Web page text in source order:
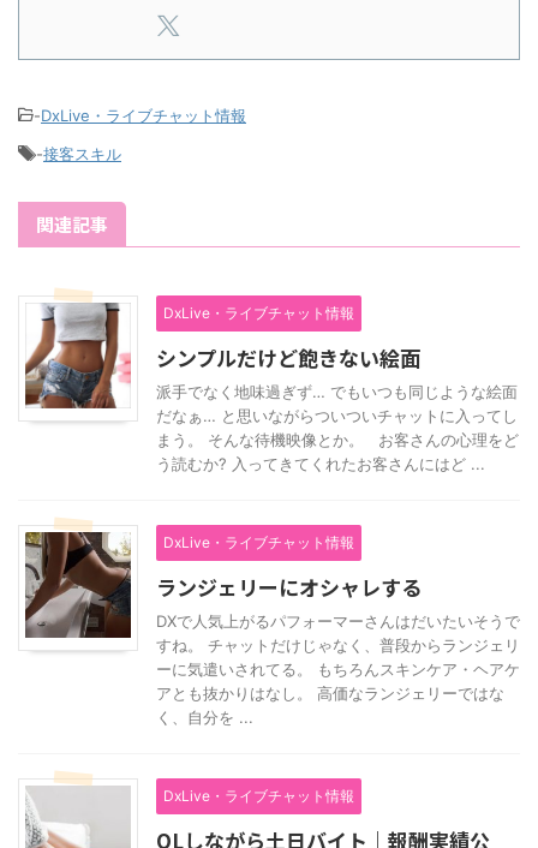
-DxLive・ライブチャット情報
-接客スキル
関連記事
DxLive・ライブチャット情報
シンプルだけど飽きない絵面
派手でなく地味過ぎず… でもいつも同じような絵面
だなぁ… と思いながらついついチャットに入ってし
まう。 そんな待機映像とか。 お客さんの心理をど
う読むか? 入ってきてくれたお客さんにはど ...
DxLive・ライブチャット情報
ランジェリーにオシャレする
DXで人気上がるパフォーマーさんはだいたいそうで
すね。 チャットだけじゃなく、普段からランジェリ
ーに気遣いされてる。 もちろんスキンケア・ヘアケ
アとも抜かりはなし。 高価なランジェリーではな
く、自分を ...
DxLive・ライブチャット情報
OLしながら土日バイト｜報酬実績公